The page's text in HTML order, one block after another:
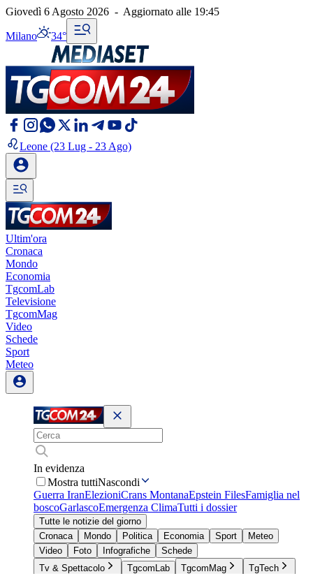
Giovedì 6 Agosto 2026 - Aggiornato alle 19:45
Milano 34°
Leone (23 Lug - 23 Ago)
Ultim'ora
Cronaca
Mondo
Economia
TgcomLab
Televisione
TgcomMag
Video
Schede
Sport
Meteo
In evidenza
Mostra tuttiNascondi
Guerra IranElezioniCrans MontanaEpstein FilesFamiglia nel
boscoGarlascoEmergenza ClimaTutti i dossier
Tutte le notizie del giorno
Cronaca
Mondo Politica Economia Sport
Meteo
Video
Foto Infografiche
Schede
Tv & Spettacolo
TgcomLab TgcomMag
TgTech